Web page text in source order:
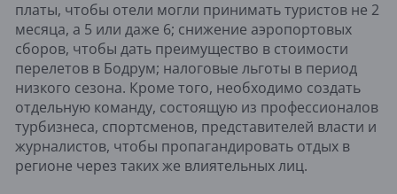
платы, чтобы отели могли принимать туристов не 2
месяца, а 5 или даже 6; снижение аэропортовых
сборов, чтобы дать преимущество в стоимости
перелетов в Бодрум; налоговые льготы в период
низкого сезона. Кроме того, необходимо создать
отдельную команду, состоящую из профессионалов
турбизнеса, спортсменов, представителей власти и
журналистов, чтобы пропагандировать отдых в
регионе через таких же влиятельных лиц.